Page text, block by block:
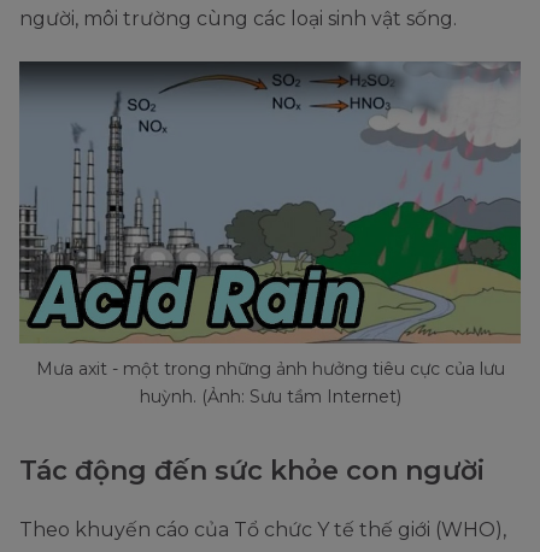
người, môi trường cùng các loại sinh vật sống.
Mưa axit - một trong những ảnh hưởng tiêu cực của lưu
huỳnh. (Ảnh: Sưu tầm Internet)
Tác động đến sức khỏe con người
Theo khuyến cáo của Tổ chức Y tế thế giới (WHO),